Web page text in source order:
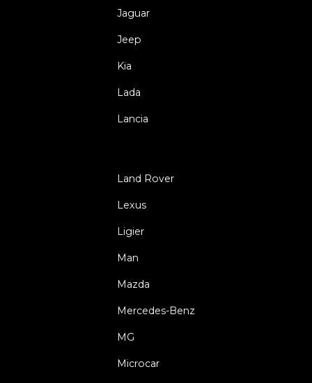
Jaguar
Jeep
Kia
Lada
Lancia
Land Rover
Lexus
Ligier
Man
Mazda
Mercedes-Benz
MG
Microcar